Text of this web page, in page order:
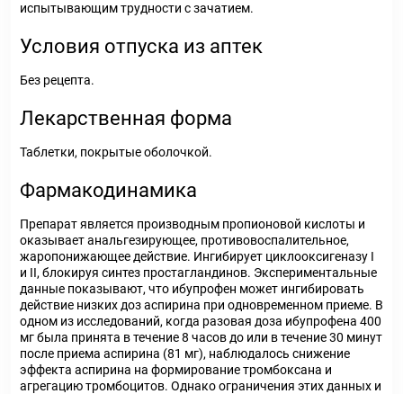
испытывающим трудности с зачатием.
Условия отпуска из аптек
Без рецепта.
Лекарственная форма
Таблетки, покрытые оболочкой.
Фармакодинамика
Препарат является производным пропионовой кислоты и
оказывает анальгезирующее, противовоспалительное,
жаропонижающее действие. Ингибирует циклооксигеназу I
и II, блокируя синтез простагландинов. Экспериментальные
данные показывают, что ибупрофен может ингибировать
действие низких доз аспирина при одновременном приеме. В
одном из исследований, когда разовая доза ибупрофена 400
мг была принята в течение 8 часов до или в течение 30 минут
после приема аспирина (81 мг), наблюдалось снижение
эффекта аспирина на формирование тромбоксана и
агрегацию тромбоцитов. Однако ограничения этих данных и